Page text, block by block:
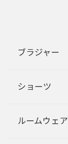
ブラジャー
ショーツ
ルームウェア